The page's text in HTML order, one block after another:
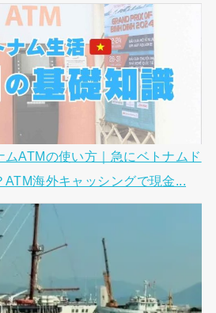
ムATMの使い方｜急にベトナムド
ATM海外キャッシングで現金...